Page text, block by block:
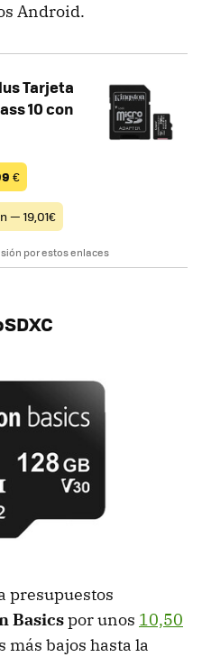
Android.
Tarjeta
10 con
€
— 19,01€
por estos enlaces
presupuestos
Basicspor unos 10,50
más bajos hasta la